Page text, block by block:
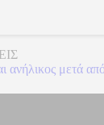
ανήλικος μετά